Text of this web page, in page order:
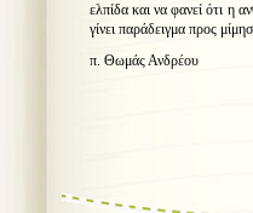
ελπίδα και να φανεί ότι η
γίνει παράδειγμα προς
π. Θωμάς Ανδρέου